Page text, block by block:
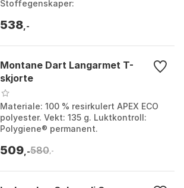
Stoffegenskaper:
temperaturregulering og luktmotstand.
538 ,-
Montane Dart Langarmet T-
skjorte
Materiale: 100 % resirkulert APEX ECO
polyester. Vekt: 135 g. Luktkontroll:
Polygiene® permanent.
Farge: Allium, Amber, Bl...
509 ,-580 ,-